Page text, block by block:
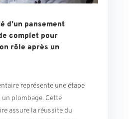
d’un pansement
complet pour
rôle après un
représente une étape
plombage. Cette
assure la réussite du